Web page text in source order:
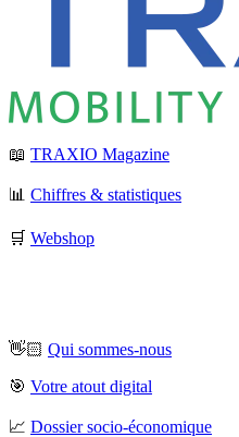
📖 TRAXIO Magazine
📊 Chiffres & statistiques
🛒 Webshop
👋🏻 Qui sommes-nous
🎯 Votre atout digital
📈 Dossier socio-économique